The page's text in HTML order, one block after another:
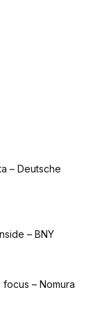
– Deutsche
– BNY
– Nomura